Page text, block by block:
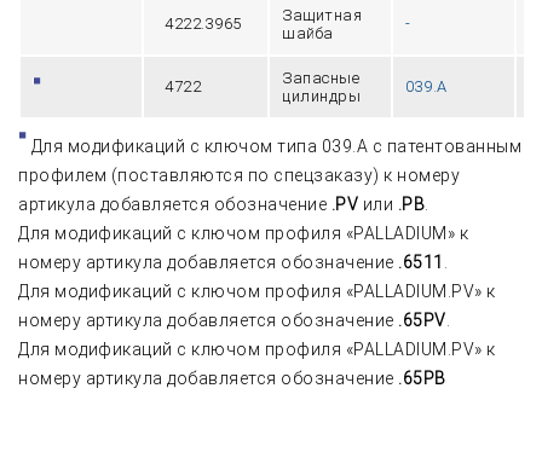
4222.3965
Защитная
шайба
-
4722
Запасные
цилиндры
039.A
Для модификаций с ключом типа 039.A с патентованным
профилем (поставляются по спецзаказу) к номеру
артикула добавляется обозначение .PV или .PB
Для модификаций с ключом профиля «PALLADIUM» к
номеру артикула добавляется обозначение .6511
Для модификаций с ключом профиля «PALLADIUM.PV» к
номеру артикула добавляется обозначение .65PV
Для модификаций с ключом профиля «PALLADIUM.PV» к
номеру артикула добавляется обозначение .65PB